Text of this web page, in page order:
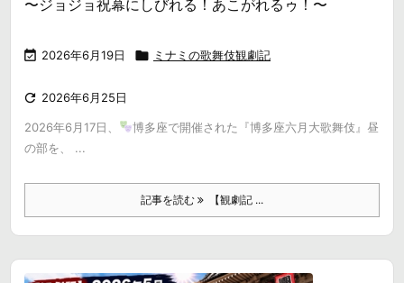
〜ジョジョ祝幕にしびれる！あこがれるゥ！〜
 2026年6月19日  ミナミの歌舞伎観劇記
 2026年6月25日
2026年6月17日、
博多座で開催された『博多座六月大歌舞伎』昼
の部を、 ...
記事を読む 【観劇記 ...